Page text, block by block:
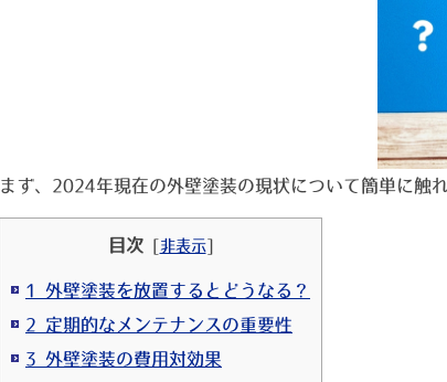
まず、2024年現在の外壁塗装の現状について簡単に触
目次 非表示]
1 外壁塗装を放置するとどうなる？
2 定期的なメンテナンスの重要性
3 外壁塗装の費用対効果